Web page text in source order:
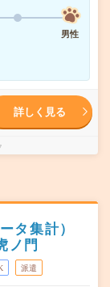
男性
詳しく見る
タ集計）
ノ門
派遣